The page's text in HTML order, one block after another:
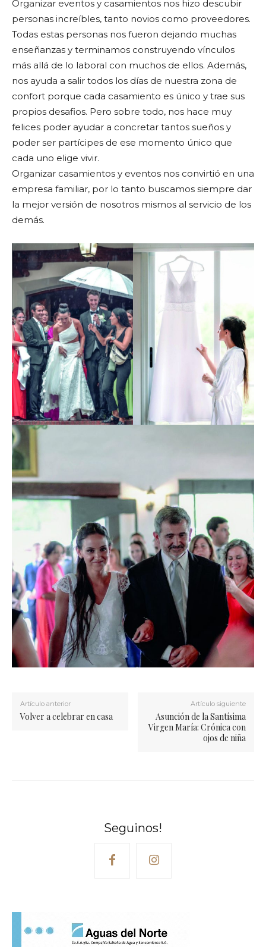
Organizar eventos y casamientos nos hizo descubir
personas increíbles, tanto novios como proveedores.
Todas estas personas nos fueron dejando muchas
enseñanzas y terminamos construyendo vínculos
más allá de lo laboral con muchos de ellos. Además,
nos ayuda a salir todos los días de nuestra zona de
confort porque cada casamiento es único y trae sus
propios desafios. Pero sobre todo, nos hace muy
felices poder ayudar a concretar tantos sueños y
poder ser partícipes de ese momento único que
cada uno elige vivir.
Organizar casamientos y eventos nos convirtió en una
empresa familiar, por lo tanto buscamos siempre dar
la mejor versión de nosotros mismos al servicio de los
demás.
Artículo anterior
Volver a celebrar en casa
Artículo siguiente
Asunción de la Santísima
Virgen María: Crónica con
ojos de niña
Seguinos!